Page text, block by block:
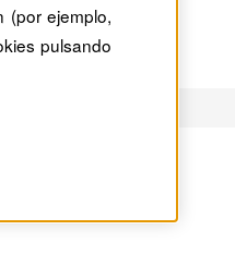
(por ejemplo,
pulsando